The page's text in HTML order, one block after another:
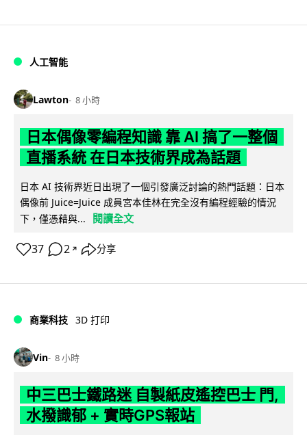
人工智能
Lawton 8 小時
日本偶像零編程知識 靠 AI 搞了一整個
直播系統 在日本技術界成為話題
日本 AI 技術界近日出現了一個引發廣泛討論的熱門話題：日本
偶像前 Juice=Juice 成員宮本佳林在完全沒有編程經驗的情況
下，僅憑藉與...
閱讀全文
37 2 ↗ 分享
商業科技 3D 打印
Vin 8 小時
中三巴士鐵路迷 自製紙皮遙控巴士 門,
水撥識郁 + 實時GPS報站